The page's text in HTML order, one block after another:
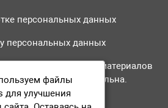
персональных данных
персональных данных
использовании материалов
на tvr24.tv обязательна.
файлы
для улучшения